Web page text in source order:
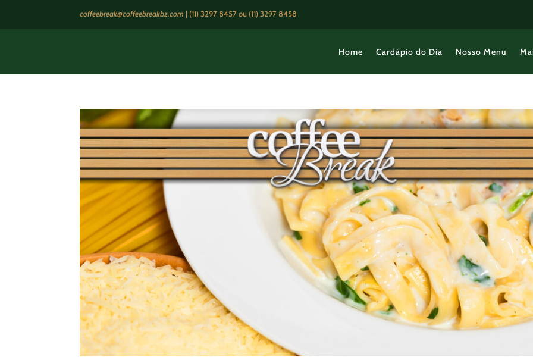
coffeebreak@coffeebreakbz.com | (11) 3297 8457ou (11) 3297 8458
Home Cardápio do Dia Nosso Menu